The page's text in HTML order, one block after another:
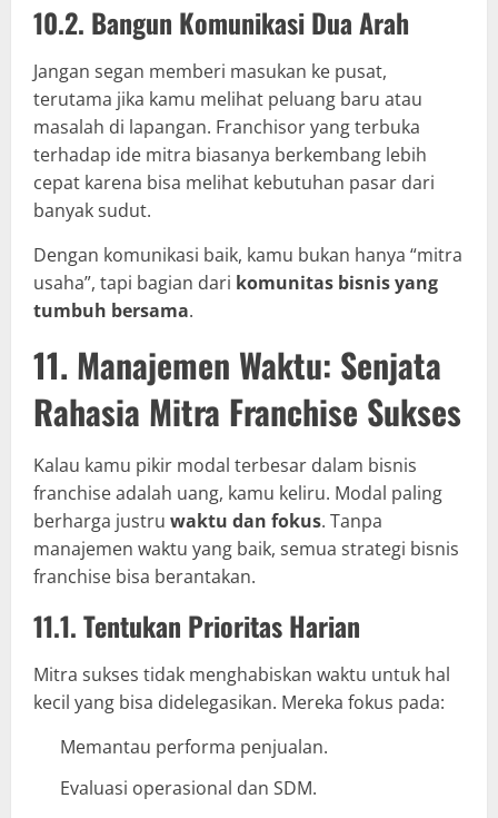
10.2. Bangun Komunikasi Dua Arah
Jangan segan memberi masukan ke pusat,
terutama jika kamu melihat peluang baru atau
masalah di lapangan. Franchisor yang terbuka
terhadap ide mitra biasanya berkembang lebih
cepat karena bisa melihat kebutuhan pasar dari
banyak sudut.
Dengan komunikasi baik, kamu bukan hanya “mitra
usaha”, tapi bagian dari komunitas bisnis yang
tumbuh bersama.
11. Manajemen Waktu: Senjata
Rahasia Mitra Franchise Sukses
Kalau kamu pikir modal terbesar dalam bisnis
franchise adalah uang, kamu keliru. Modal paling
berharga justru waktu dan fokus. Tanpa
manajemen waktu yang baik, semua strategi bisnis
franchise bisa berantakan.
11.1. Tentukan Prioritas Harian
Mitra sukses tidak menghabiskan waktu untuk hal
kecil yang bisa didelegasikan. Mereka fokus pada:
Memantau performa penjualan.
Evaluasi operasional dan SDM.